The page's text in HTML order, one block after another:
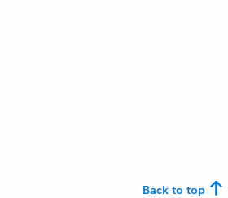
Back to top